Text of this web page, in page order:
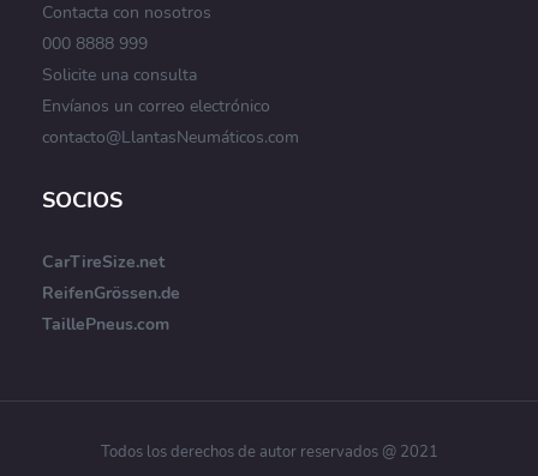
Contacta con nosotros
000 8888 999
Solicite una consulta
Envíanos un correo electrónico
contacto@LlantasNeumáticos.com
SOCIOS
CarTireSize.net
ReifenGrössen.de
TaillePneus.com
Todos los derechos de autor reservados @ 2021